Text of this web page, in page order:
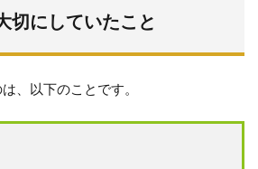
切にしていたこと
、以下のことです。